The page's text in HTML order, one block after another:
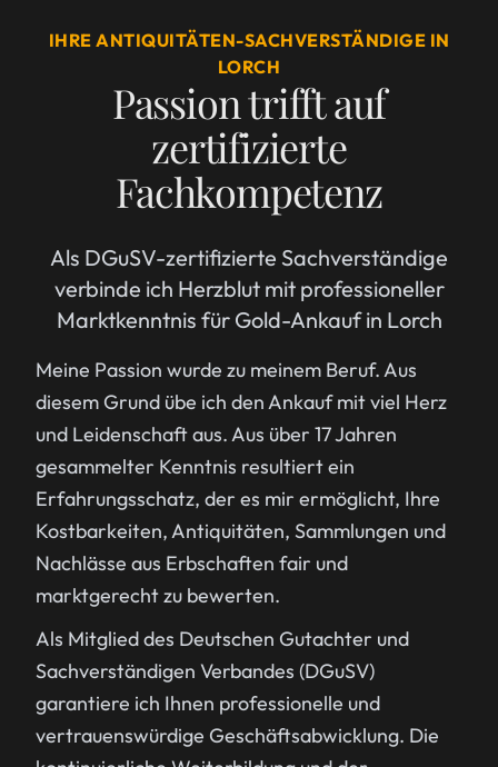
IHRE ANTIQUITÄTEN-SACHVERSTÄNDIGE IN
LORCH
Passion trifft auf
zertifizierte
Fachkompetenz
Als DGuSV-zertifizierte Sachverständige
verbinde ich Herzblut mit professioneller
Marktkenntnis für Gold-Ankauf in Lorch
Meine Passion wurde zu meinem Beruf. Aus
diesem Grund übe ich den Ankauf mit viel Herz
und Leidenschaft aus. Aus über 17 Jahren
gesammelter Kenntnis resultiert ein
Erfahrungsschatz, der es mir ermöglicht, Ihre
Kostbarkeiten, Antiquitäten, Sammlungen und
Nachlässe aus Erbschaften fair und
marktgerecht zu bewerten.
Als Mitglied des Deutschen Gutachter und
Sachverständigen Verbandes (DGuSV)
garantiere ich Ihnen professionelle und
vertrauenswürdige Geschäftsabwicklung. Die